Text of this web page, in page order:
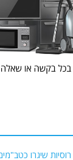
שיגרו כטב"מים
מקים: נמל חלל